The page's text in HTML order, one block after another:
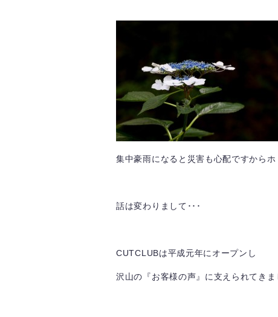
集中豪雨になると災害も心配ですから
話は変わりまして･･･
CUTCLUBは平成元年にオープンし
沢山の『お客様の声』に支えられてきま